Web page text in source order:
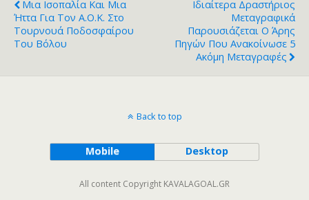
Μια Ισοπαλία Και Μια
Ήττα Για Τον Α.Ο.Κ. Στο
Τουρνουά Ποδοσφαίρου
Του Βόλου
Ιδιαίτερα Δραστήριος
Μεταγραφικά
Παρουσιάζεται Ο Άρης
Πηγών Που Ανακοίνωσε 5
Ακόμη Μεταγραφές
Back to top
Mobile Desktop
All content Copyright KAVALAGOAL.GR